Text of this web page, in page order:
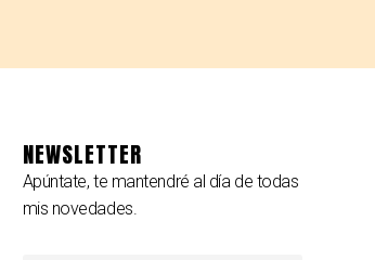
NEWSLETTER
Apúntate, te mantendré al día de todas
mis novedades.